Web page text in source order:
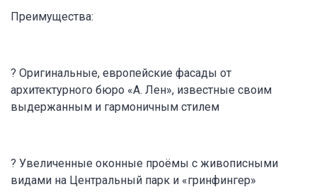
Преимущества:
? Оригинальные, европейские фасады от
архитектурного бюро «А. Лен», известные своим
выдержанным и гармоничным стилем
? Увеличенные оконные проёмы с живописными
видами на Центральный парк и «гринфингер»